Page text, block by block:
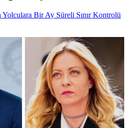
Bir Ay Süreli Sınır Kontrolü